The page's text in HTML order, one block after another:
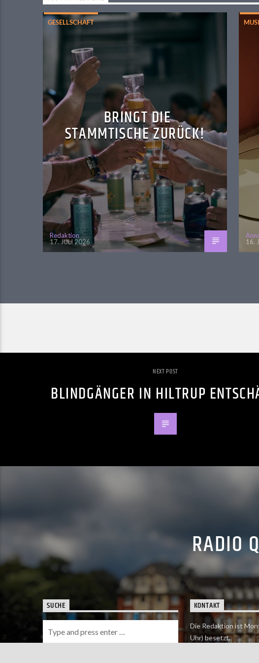
GESELLSCHAFT
BRINGT DIE
STAMMTISCHE ZURÜCK!
Redaktion
17. JULI 2026
16.
NEXT POST
BLINDGÄNGER IN HILTRUP
RADIO
SUCHE KONTAKT
Die Redaktion ist
Uhr) besetzt.